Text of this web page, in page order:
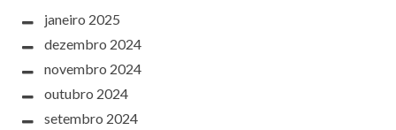
janeiro 2025
dezembro 2024
novembro 2024
outubro 2024
setembro 2024